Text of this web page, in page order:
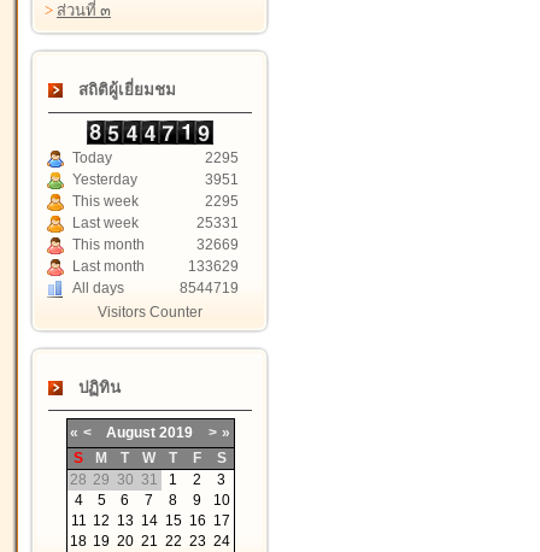
> ส่วนที่ ๓
สถิติผู้เยี่ยมชม
Today
2295
Yesterday
3951
This week
2295
Last week
25331
This month
32669
Last month
133629
All days
8544719
Visitors Counter
ปฏิทิน
« < August 2019 > »
S
M T W T F
S
28 29 30 31 1 2
3
4
5 6 7 8 9
10
11 12 13 14 15 16 17
18 19 20 21 22 23 24